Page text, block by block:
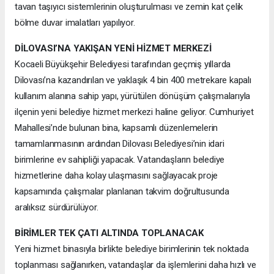
tavan taşıyıcı sistemlerinin oluşturulması ve zemin kat çelik
bölme duvar imalatları yapılıyor.
DİLOVASI’NA YAKIŞAN YENİ HİZMET MERKEZİ
Kocaeli Büyükşehir Belediyesi tarafından geçmiş yıllarda
Dilovası’na kazandırılan ve yaklaşık 4 bin 400 metrekare kapalı
kullanım alanına sahip yapı, yürütülen dönüşüm çalışmalarıyla
ilçenin yeni belediye hizmet merkezi haline geliyor. Cumhuriyet
Mahallesi’nde bulunan bina, kapsamlı düzenlemelerin
tamamlanmasının ardından Dilovası Belediyesi’nin idari
birimlerine ev sahipliği yapacak. Vatandaşların belediye
hizmetlerine daha kolay ulaşmasını sağlayacak proje
kapsamında çalışmalar planlanan takvim doğrultusunda
aralıksız sürdürülüyor.
BİRİMLER TEK ÇATI ALTINDA TOPLANACAK
Yeni hizmet binasıyla birlikte belediye birimlerinin tek noktada
toplanması sağlanırken, vatandaşlar da işlemlerini daha hızlı ve